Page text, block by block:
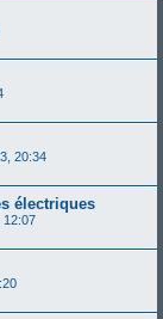
20:34
électriques
12:07